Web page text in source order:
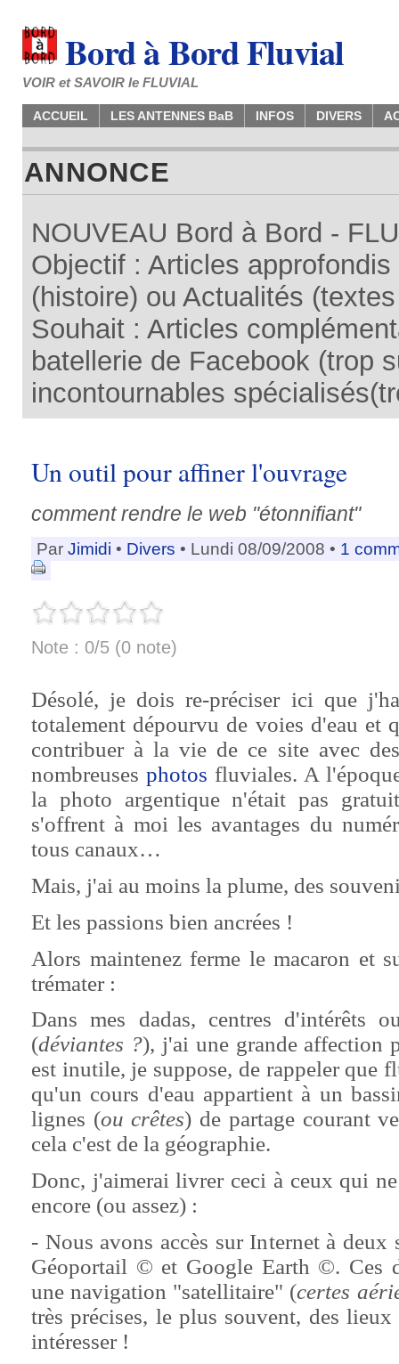
Bord à Bord Fluvial
VOIR et SAVOIR le FLUVIAL
ACCUEIL LES ANTENNES BaB INFOS DIVERS
ANNONCE
NOUVEAU Bord à Bord -
Objectif : Articles
(histoire) ou Actualités
Souhait : Articles
batellerie de Facebook (trop
incontournables
Un outil pour affiner l'ouvrage
comment rendre le web "étonnifiant"
Par Jimidi • Divers • Lundi 08/09/2008 • 1
Note : 0/5 (0 note)
Désolé, je dois re-préciser ici que
totalement dépourvu de voies d'eau et
contribuer à la vie de ce site avec
nombreuses photos fluviales. A
la photo argentique n'était pas
s'offrent à moi les avantages du
tous canaux…
Mais, j'ai au moins la plume, des
Et les passions bien ancrées !
Alors maintenez ferme le macaron et
trémater :
Dans mes dadas, centres d'intérêts
(déviantes ?), j'ai une grande affection
est inutile, je suppose, de rappeler que
qu'un cours d'eau appartient à un
lignes (ou crêtes) de partage courant
cela c'est de la géographie.
Donc, j'aimerai livrer ceci à ceux qui
encore (ou assez) :
- Nous avons accès sur Internet à deux
Géoportail © et Google Earth ©. Ces
une navigation "satellitaire" (certes
très précises, le plus souvent, des
intéresser !